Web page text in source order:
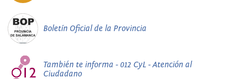
Boletín Oficial de la Provincia
También te informa - 012 CyL - Atención al
Ciudadano